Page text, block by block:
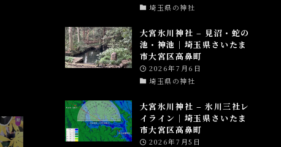
埼玉県の神社
大宮氷川神社 – 見沼・蛇の
池・神池│埼玉県さいたま
市大宮区高鼻町
2026年7月6日
埼玉県の神社
大宮氷川神社 – 氷川三社レ
イライン│埼玉県さいたま
市大宮区高鼻町
2026年7月5日